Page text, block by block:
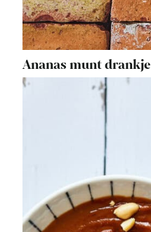
Ananas munt drankje